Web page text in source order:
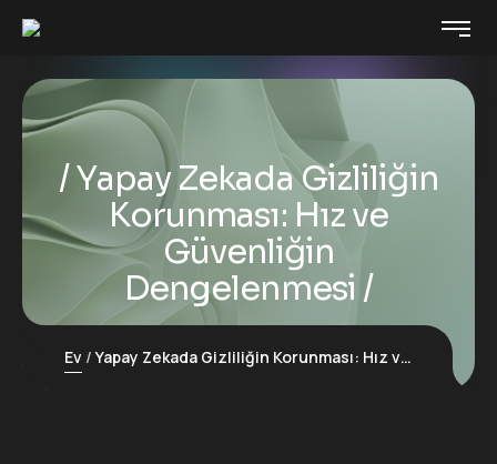
Yapay Zekada Gizliliğin
Korunması: Hız ve
Güvenliğin
Dengelenmesi
Ev Yapay Zekada Gizliliğin Korunması: Hız ve Güvenliğin Dengelenmesi